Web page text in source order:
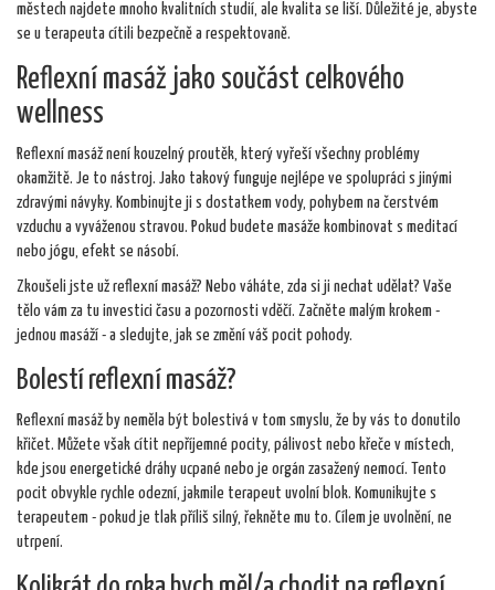
městech najdete mnoho kvalitních studií, ale kvalita se liší. Důležité je, abyste
se u terapeuta cítili bezpečně a respektovaně.
Reflexní masáž jako součást celkového
wellness
Reflexní masáž není kouzelný proutěk, který vyřeší všechny problémy
okamžitě. Je to nástroj. Jako takový funguje nejlépe ve spolupráci s jinými
zdravými návyky. Kombinujte ji s dostatkem vody, pohybem na čerstvém
vzduchu a vyváženou stravou. Pokud budete masáže kombinovat s meditací
nebo jógu, efekt se násobí.
Zkoušeli jste už reflexní masáž? Nebo váháte, zda si ji nechat udělat? Vaše
tělo vám za tu investici času a pozornosti vděčí. Začněte malým krokem -
jednou masáží - a sledujte, jak se změní váš pocit pohody.
Bolestí reflexní masáž?
Reflexní masáž by neměla být bolestivá v tom smyslu, že by vás to donutilo
křičet. Můžete však cítit nepříjemné pocity, pálivost nebo křeče v místech,
kde jsou energetické dráhy ucpané nebo je orgán zasažený nemocí. Tento
pocit obvykle rychle odezní, jakmile terapeut uvolní blok. Komunikujte s
terapeutem - pokud je tlak příliš silný, řekněte mu to. Cílem je uvolnění, ne
utrpení.